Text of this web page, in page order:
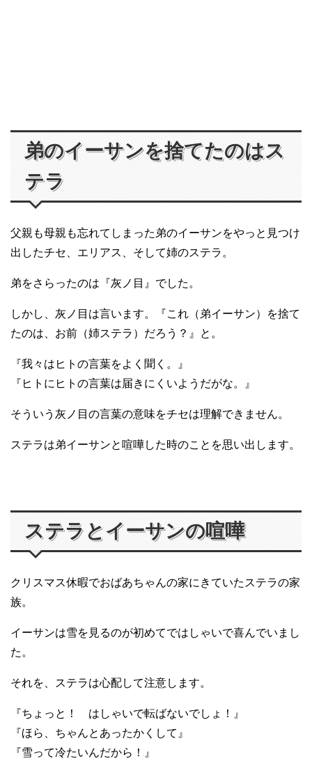
弟のイーサンを捨てたのはス
テラ
父親も母親も忘れてしまった弟のイーサンをやっと見つけ
出したチセ、エリアス、そして姉のステラ。
弟をさらったのは『灰ノ目』でした。
しかし、灰ノ目は言います。『これ（弟イーサン）を捨て
たのは、お前（姉ステラ）だろう？』と。
『我々はヒトの言葉をよく聞く。』
『ヒトにヒトの言葉は届きにくいようだがな。』
そういう灰ノ目の言葉の意味をチセは理解できません。
ステラは弟イーサンと喧嘩した時のことを思い出します。
ステラとイーサンの喧嘩
クリスマス休暇でおばあちゃんの家にきていたステラの家
族。
イーサンは雪を見るのが初めてではしゃいで喜んでいまし
た。
それを、ステラは心配して注意します。
『ちょっと！ はしゃいで転ばないでしょ！』
『ほら、ちゃんとあったかくして』
『雪って冷たいんだから！』